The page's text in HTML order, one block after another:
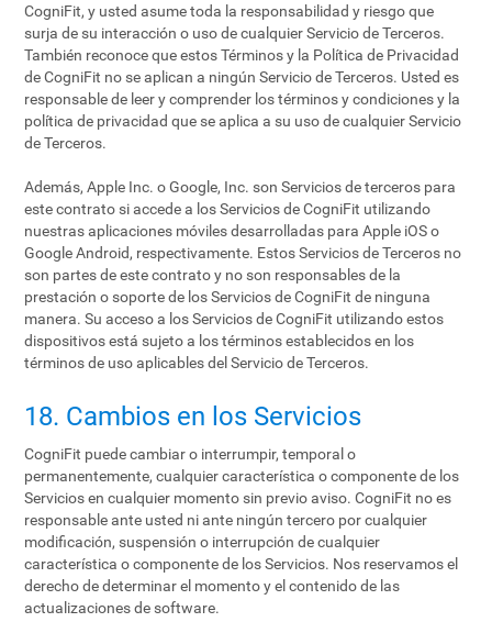
CogniFit, y usted asume toda la responsabilidad y riesgo que
surja de su interacción o uso de cualquier Servicio de Terceros.
También reconoce que estos Términos y la Política de Privacidad
de CogniFit no se aplican a ningún Servicio de Terceros. Usted es
responsable de leer y comprender los términos y condiciones y la
política de privacidad que se aplica a su uso de cualquier Servicio
de Terceros.
Además, Apple Inc. o Google, Inc. son Servicios de terceros para
este contrato si accede a los Servicios de CogniFit utilizando
nuestras aplicaciones móviles desarrolladas para Apple iOS o
Google Android, respectivamente. Estos Servicios de Terceros no
son partes de este contrato y no son responsables de la
prestación o soporte de los Servicios de CogniFit de ninguna
manera. Su acceso a los Servicios de CogniFit utilizando estos
dispositivos está sujeto a los términos establecidos en los
términos de uso aplicables del Servicio de Terceros.
18. Cambios en los Servicios
CogniFit puede cambiar o interrumpir, temporal o
permanentemente, cualquier característica o componente de los
Servicios en cualquier momento sin previo aviso. CogniFit no es
responsable ante usted ni ante ningún tercero por cualquier
modificación, suspensión o interrupción de cualquier
característica o componente de los Servicios. Nos reservamos el
derecho de determinar el momento y el contenido de las
actualizaciones de software.